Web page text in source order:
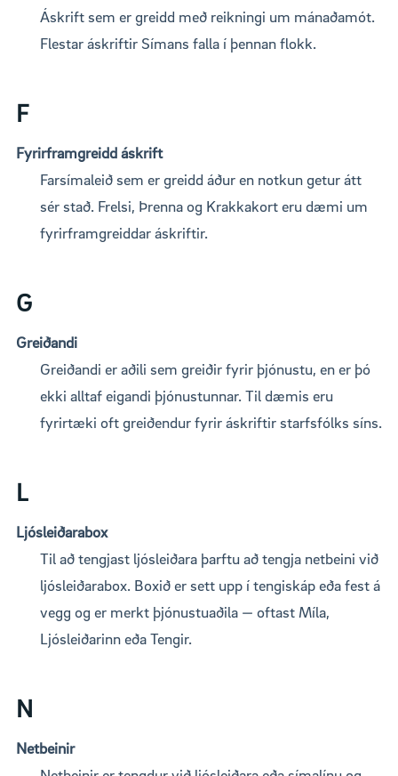
Áskrift sem er greidd með reikningi um mánaðamót.
Flestar áskriftir Símans falla í þennan flokk.
F
Fyrirframgreidd áskrift
Farsímaleið sem er greidd áður en notkun getur átt
sér stað. Frelsi, Þrenna og Krakkakort eru dæmi um
fyrirframgreiddar áskriftir.
G
Greiðandi
Greiðandi er aðili sem greiðir fyrir þjónustu, en er þó
ekki alltaf eigandi þjónustunnar. Til dæmis eru
fyrirtæki oft greiðendur fyrir áskriftir starfsfólks síns.
L
Ljósleiðarabox
Til að tengjast ljósleiðara þarftu að tengja netbeini við
ljósleiðarabox. Boxið er sett upp í tengiskáp eða fest á
vegg og er merkt þjónustuaðila — oftast Míla,
Ljósleiðarinn eða Tengir.
N
Netbeinir